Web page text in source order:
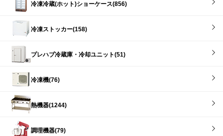
冷凍冷蔵(ホット)ショーケース(856)
冷凍ストッカー(158)
プレハブ冷蔵庫・冷却ユニット(51)
冷凍機(76)
熱機器(1244)
調理機器(79)